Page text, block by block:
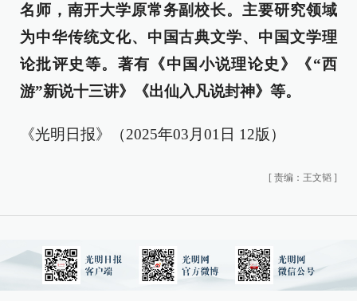
名师，南开大学原常务副校长。主要研究领域
为中华传统文化、中国古典文学、中国文学理
论批评史等。著有《中国小说理论史》《“西
游”新说十三讲》《出仙入凡说封神》等。
《光明日报》（2025年03月01日 12版）
[ 责编：王文韬 ]